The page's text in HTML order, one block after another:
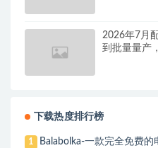
2026年7月
到批量量产
下载热度排行榜
1 Balabolka-一款完全免费